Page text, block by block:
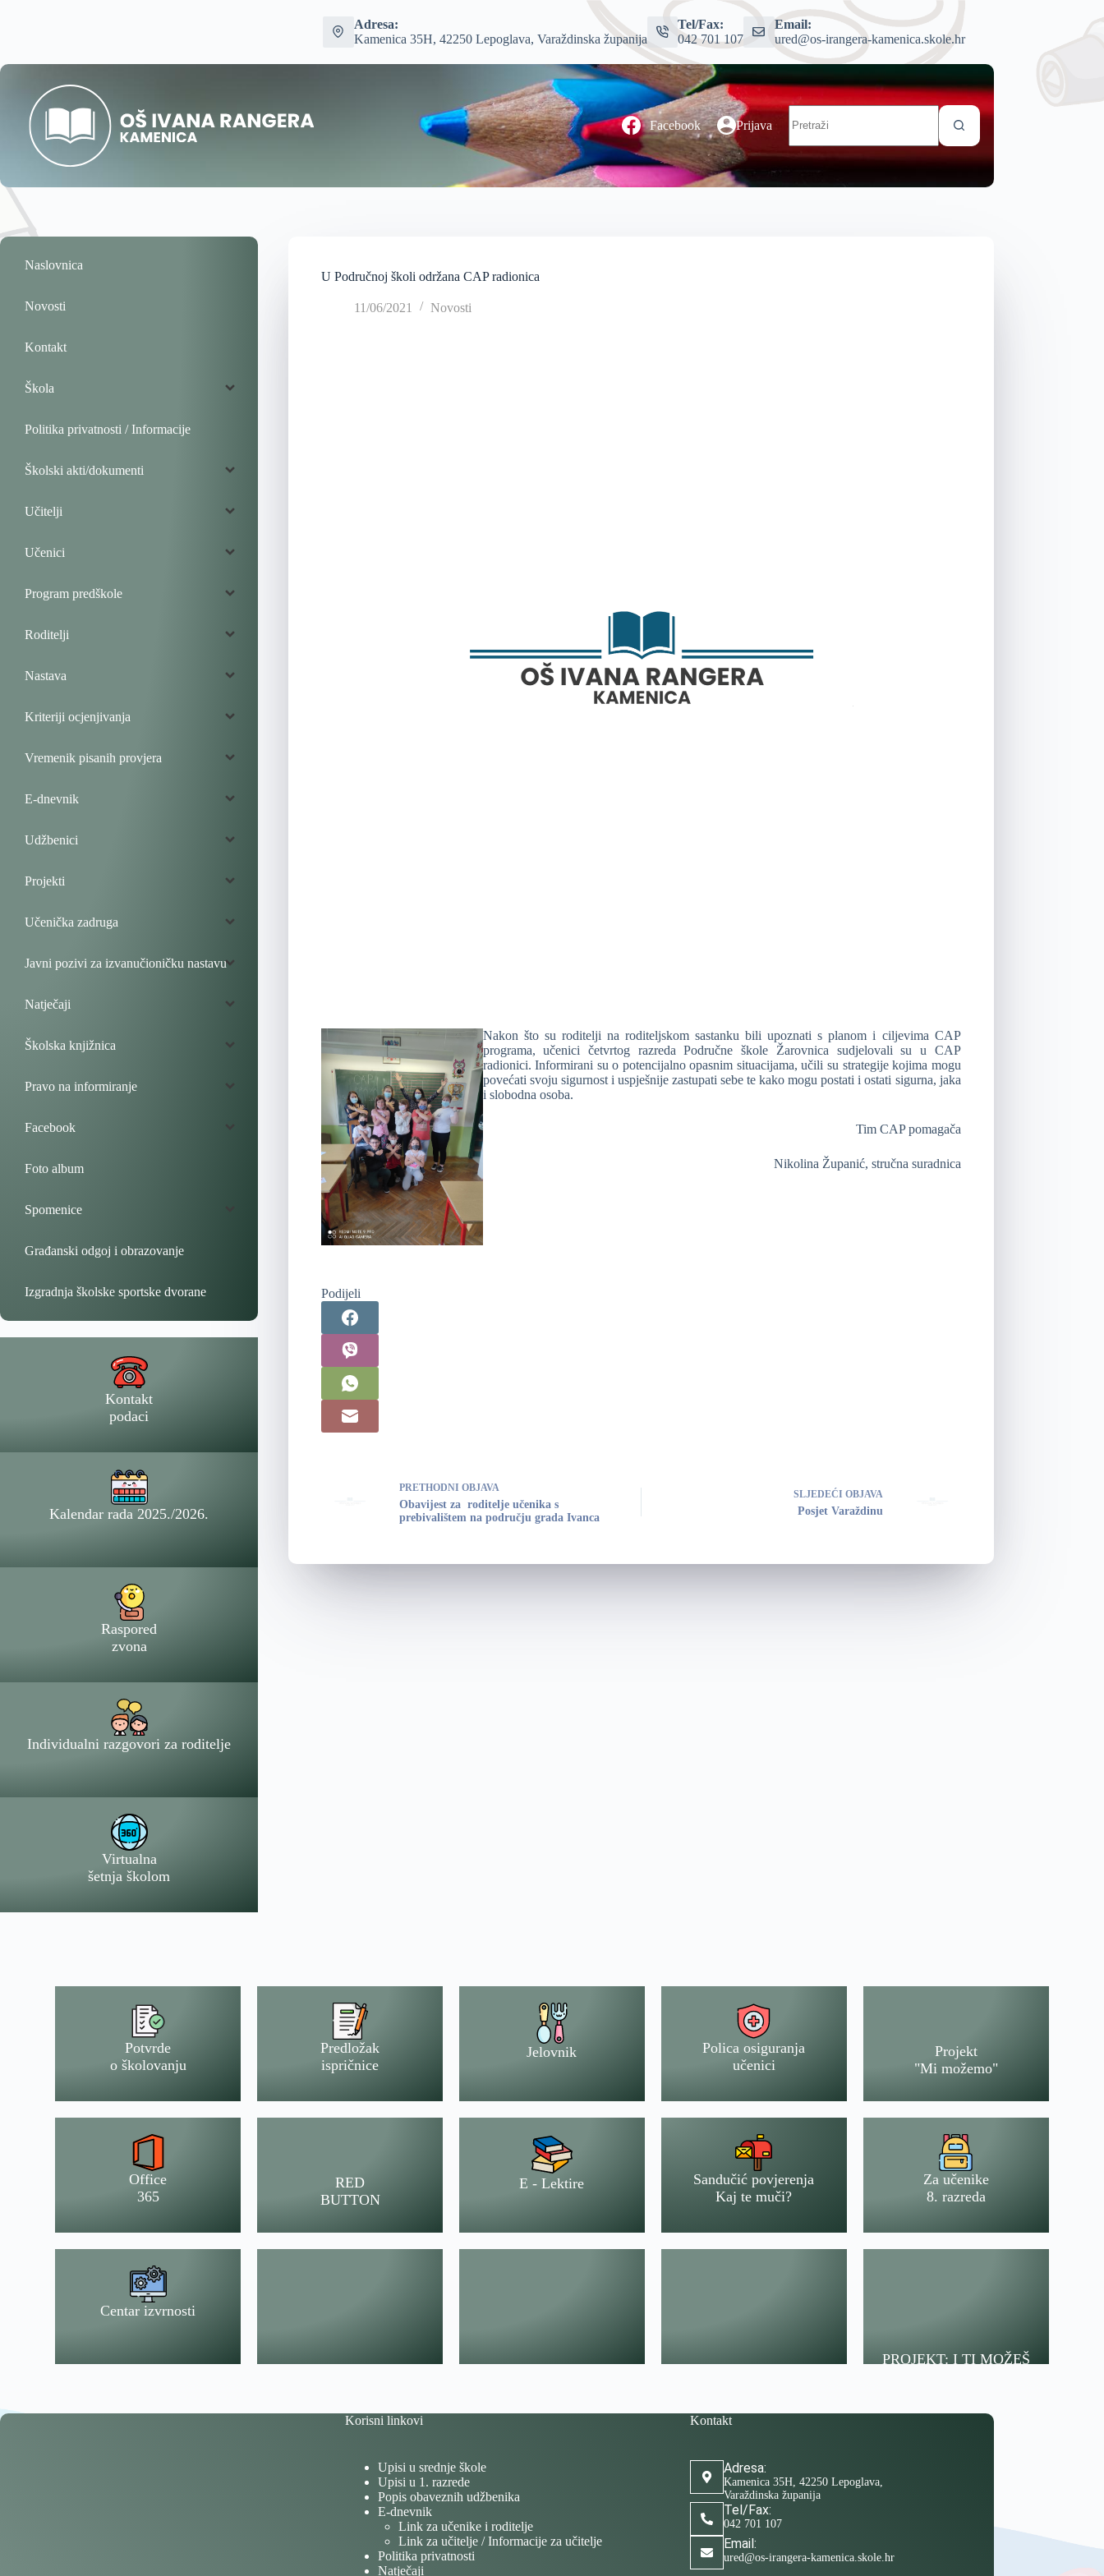
Adresa:
Kamenica 35H, 42250 Lepoglava, Varaždinska županija
Tel/Fax:
042 701 107
Email:
ured@os-irangera-kamenica.skole.hr
Facebook Prijava
U Područnoj školi održana CAP radionica
11/06/2021 Novosti
Nakon što su roditelji na roditeljskom sastanku bili upoznati s planom i ciljevima CAP
programa, učenici četvrtog razreda Područne škole Žarovnica sudjelovali su u CAP
radionici. Informirani su o potencijalno opasnim situacijama, učili su strategije kojima mogu
povećati svoju sigurnost i uspješnije zastupati sebe te kako mogu postati i ostati sigurna, jaka
i slobodna osoba.
Tim CAP pomagača
Nikolina Županić, stručna suradnica
Podijeli
PRETHODNI OBJAVA
Obavijest za roditelje učenika s
prebivalištem na području grada Ivanca
SLJEDEĆI OBJAVA
Posjet Varaždinu
Naslovnica
Novosti
Kontakt
Škola
Politika privatnosti / Informacije
Školski akti/dokumenti
Učitelji
Učenici
Program predškole
Roditelji
Nastava
Kriteriji ocjenjivanja
Vremenik pisanih provjera
E-dnevnik
Udžbenici
Projekti
Učenička zadruga
Javni pozivi za izvanučioničku nastavu
Natječaji
Školska knjižnica
Pravo na informiranje
Facebook
Foto album
Spomenice
Građanski odgoj i obrazovanje
Izgradnja školske sportske dvorane
Kontakt
podaci
Kalendar rada 2025./2026.
Raspored
zvona
Individualni razgovori za roditelje
Virtualna
šetnja školom
Potvrde
o školovanju
Predložak
ispričnice
Jelovnik
Polica osiguranja
učenici
Projekt
"Mi možemo"
Office
365
RED
BUTTON
E - Lektire
Sandučić povjerenja
Kaj te muči?
Za učenike
8. razreda
Centar izvrnosti
Korisni linkovi
Upisi u srednje škole
Upisi u 1. razrede
Popis obaveznih udžbenika
E-dnevnik
Link za učenike i roditelje
Link za učitelje / Informacije za učitelje
Politika privatnosti
Natječaji
Kontakt
Adresa:
Kamenica 35H, 42250 Lepoglava,
Varaždinska županija
Tel/Fax:
042 701 107
Email:
ured@os-irangera-kamenica.skole.hr